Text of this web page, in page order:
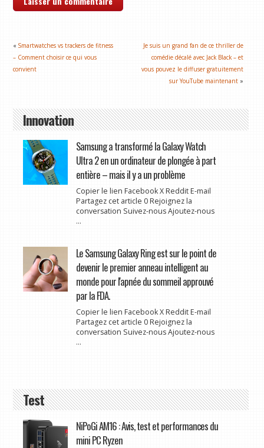
«Smartwatches vs trackers de fitness
– Comment choisir ce qui vous
convient
Je suis un grand fan de ce thriller de
comédie décalé avec Jack Black – et
vous pouvez le diffuser gratuitement
sur YouTube maintenant »
Innovation
Samsung a transformé la Galaxy Watch
Ultra 2 en un ordinateur de plongée à part
entière – mais il y a un problème
Copier le lien Facebook X Reddit E-mail
Partagez cet article 0 Rejoignez la
conversation Suivez-nous Ajoutez-nous
...
Le Samsung Galaxy Ring est sur le point de
devenir le premier anneau intelligent au
monde pour l'apnée du sommeil approuvé
par la FDA.
Copier le lien Facebook X Reddit E-mail
Partagez cet article 0 Rejoignez la
conversation Suivez-nous Ajoutez-nous
...
Test
NiPoGi AM16 : Avis, test et performances du
mini PC Ryzen